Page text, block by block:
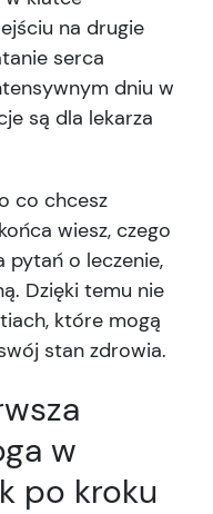
na drugie
serca
dniu w
są dla lekarza
co chcesz
wiesz, czego
pytań o leczenie,
Dzięki temu nie
które mogą
stan zdrowia.
w
po kroku